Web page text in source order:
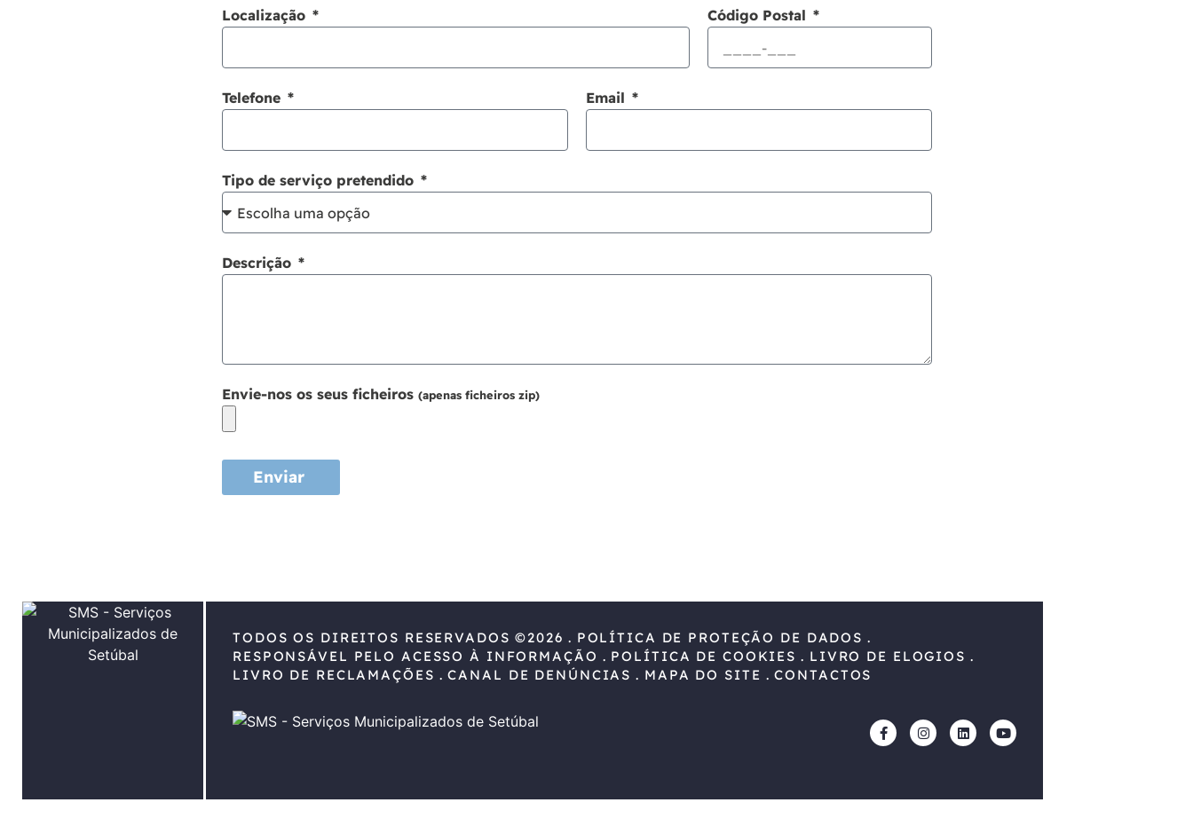
Localização Código Postal
Telefone Email
Tipo de serviço pretendido
Descrição
Envie-nos os seus ficheiros (apenas ficheiros zip)
Enviar
TODOS OS DIREITOS RESERVADOS ©2026
POLÍTICA DE PROTEÇÃO DE DADOS
RESPONSÁVEL PELO ACESSO À INFORMAÇÃO
POLÍTICA DE COOKIES
LIVRO DE ELOGIOS
LIVRO DE RECLAMAÇÕES
CANAL DE DENÚNCIAS MAPA DO SITE CONTACTOS